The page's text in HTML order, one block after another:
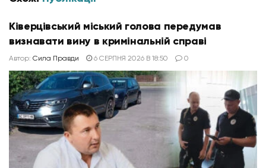
Ківерцівський міський голова передумав
визнавати вину в кримінальній справі
Автор: Сила Правди 6 СЕРПНЯ 2026 В 18:50 0